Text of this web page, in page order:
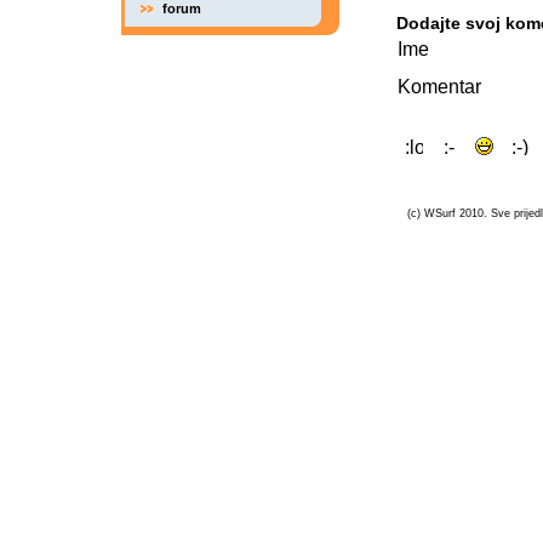
forum
Dodajte svoj
Ime
Komentar
(c) WSurf 2010. Sve